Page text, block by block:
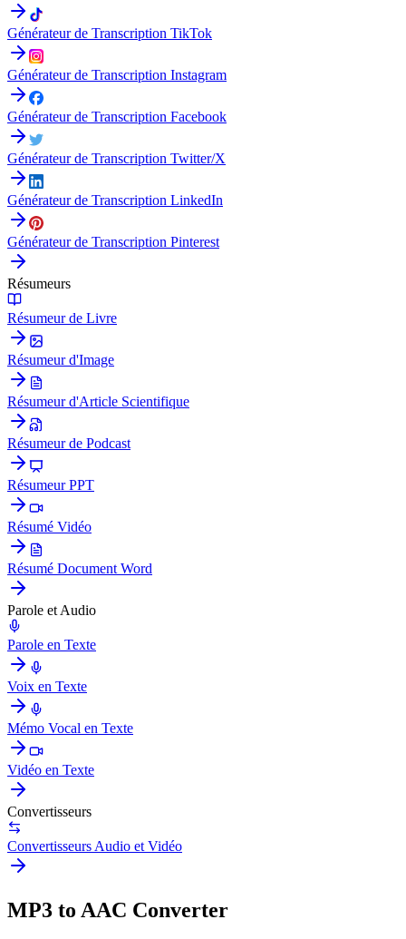
Générateur de Transcription TikTok
Générateur de Transcription Instagram
Générateur de Transcription Facebook
Générateur de Transcription Twitter/X
Générateur de Transcription LinkedIn
Générateur de Transcription Pinterest
Résumeurs
Résumeur de Livre
Résumeur d'Image
Résumeur d'Article Scientifique
Résumeur de Podcast
Résumeur PPT
Résumé Vidéo
Résumé Document Word
Parole et Audio
Parole en Texte
Voix en Texte
Mémo Vocal en Texte
Vidéo en Texte
Convertisseurs
Convertisseurs Audio et Vidéo
MP3 to AAC Converter